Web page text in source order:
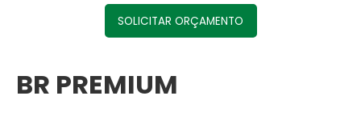
SOLICITAR ORÇAMENTO
BR PREMIUM